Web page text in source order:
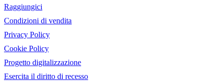
Raggiungici
Condizioni di vendita
Privacy Policy
Cookie Policy
Progetto digitalizzazione
Esercita il diritto di recesso